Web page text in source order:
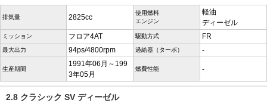
排気量 2825cc
使用燃料
エンジン
軽油
ディーゼル
ミッション フロア4AT 駆動方式 FR
最大出力 94ps/4800rpm 過給器（ターボ） -
生産期間
1991年06月～199
3年05月
燃費性能 -
2.8 クラシック SV ディーゼル